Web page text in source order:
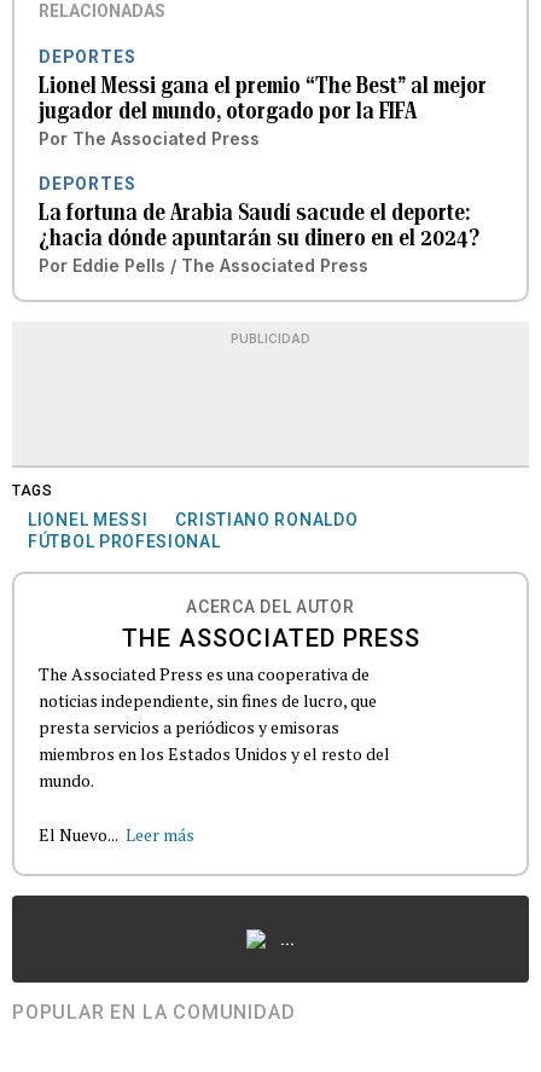
RELACIONADAS
DEPORTES
Lionel Messi gana el premio “The Best” al mejor
jugador del mundo, otorgado por la FIFA
Por The Associated Press
DEPORTES
La fortuna de Arabia Saudí sacude el deporte:
¿hacia dónde apuntarán su dinero en el 2024?
Por Eddie Pells / The Associated Press
PUBLICIDAD
TAGS
LIONEL MESSI
CRISTIANO RONALDO
FÚTBOL PROFESIONAL
ACERCA DEL AUTOR
THE ASSOCIATED PRESS
The Associated Press es una cooperativa de
noticias independiente, sin fines de lucro, que
presta servicios a periódicos y emisoras
miembros en los Estados Unidos y el resto del
mundo.
El Nuevo... Leer más
...
POPULAR EN LA COMUNIDAD